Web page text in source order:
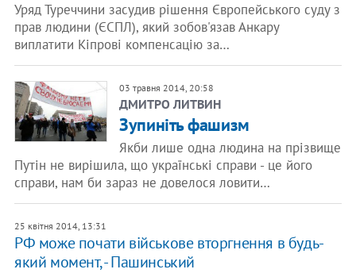
Уряд Туреччини засудив рішення Європейського суду з
прав людини (ЄСПЛ), який зобов'язав Анкару
виплатити Кіпрові компенсацію за…
03 травня 2014, 20:58
ДМИТРО ЛИТВИН
Зупиніть фашизм
Якби лише одна людина на прізвище
Путін не вирішила, що українські справи - це його
справи, нам би зараз не довелося ловити…
25 квітня 2014, 13:31
РФ може почати військове вторгнення в будь-
який момент, - Пашинський